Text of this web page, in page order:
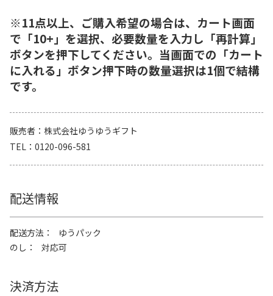
※11点以上、ご購入希望の場合は、カート画面
で「10+」を選択、必要数量を入力し「再計算」
ボタンを押下してください。当画面での「カート
に入れる」ボタン押下時の数量選択は1個で結構
です。
販売者
株式会社ゆうゆうギフト
TEL
0120-096-581
配送情報
配送方法
ゆうパック
のし
対応可
決済方法